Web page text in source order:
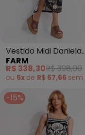
Vestido Midi Daniela
(Preto)
FARM
R$ 338,30R$ 398,00
ou 5x de R$ 67,66 sem
-15%